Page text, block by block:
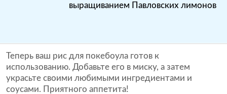
выращиванием Павловских лимонов
Теперь ваш рис для покебоула готов к
использованию. Добавьте его в миску, а затем
украсьте своими любимыми ингредиентами и
соусами. Приятного аппетита!